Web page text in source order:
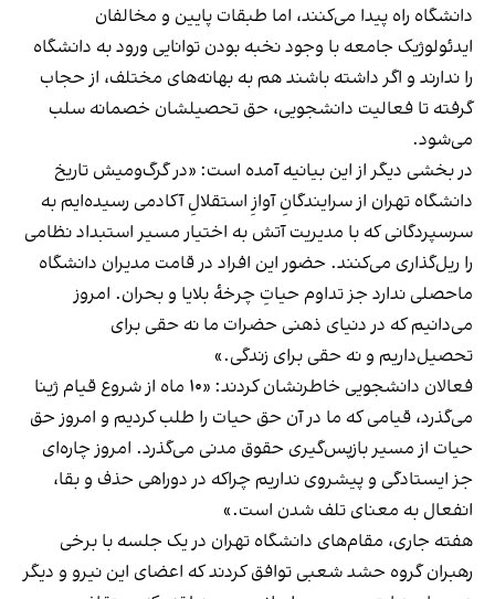
دانشگاه راه پیدا می‌کنند، اما طبقات پایین و مخالفان
ایدئولوژیک جامعه با وجود نخبه بودن توانایی ورود به دانشگاه
را ندارند و اگر داشته باشند هم به بهانه‌های مختلف، از حجاب
گرفته تا فعالیت دانشجویی، حق تحصیلشان خصمانه سلب
می‌شود.
در بخشی دیگر از این بیانیه آمده است: «در گرگ‌ومیش تاریخ
دانشگاه تهران از سرایندگانِ آوازِ استقلالِ آکادمی رسیده‌ایم به
سرسپردگانی که با مدیریت آتش به اختیار مسیر استبداد نظامی
را ریل‌گذاری می‌کنند. حضور این افراد در قامت مدیران دانشگاه
ماحصلی ندارد جز تداوم حیاتِ چرخۀ بلایا و بحران. امروز
می‌دانیم که در دنیای ذهنی حضرات ما نه حقی برای
تحصیل‌داریم و نه حقی برای زندگی.»
فعالان دانشجویی خاطرنشان کردند: «۱۰ ماه از شروع قیام ژینا
می‌گذرد، قیامی که ما در آن حق حیات را طلب کردیم و امروز حق
حیات از مسیر بازپس‌گیری حقوق مدنی می‌گذرد. امروز چاره‌ای
جز ایستادگی و پیشروی نداریم چراکه در دوراهی حذف و بقا،
انفعال به معنای تلف شدن است.»
هفته جاری، مقام‌های دانشگاه تهران در یک جلسه با برخی
رهبران گروه حشد شعبی توافق کردند که اعضای این نیرو و دیگر